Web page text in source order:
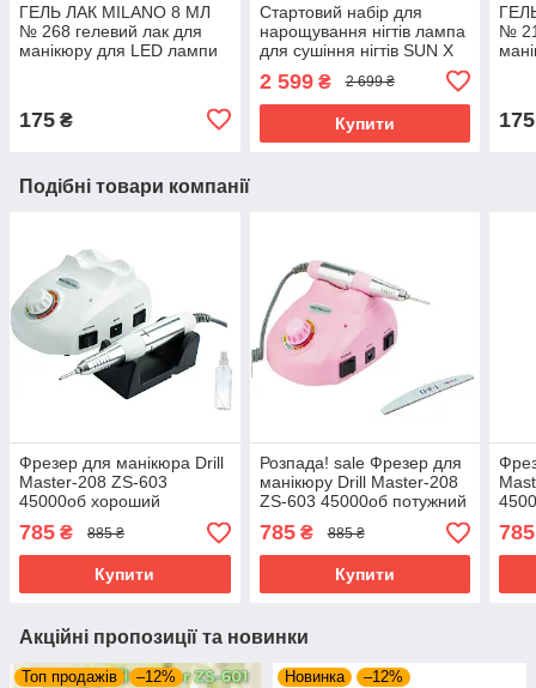
ГЕЛЬ ЛАК MILANO 8 МЛ
№ 268 гелевий лак для
манікюру для LED лампи
175 ₴
Стартовий набір для
нарощування нігтів лампа
для сушіння нігтів SUN X
54W фрезер Drill Master
ZS 601 65 W 45000
2 599₴ 2 699 ₴
Купити
№
175
Подібні товари компанії
Фрезер для манікюра Drill
Master-208 ZS-603
45000об хороший
потужний професійний
манікюрний фрейзер DM
208
785 ₴ 885 ₴
Купити
Розпада! sale Фрезер для
манікюру Drill Master-208
ZS-603 45000об потужний
професійний манікюрний
DM 208
785₴ 885 ₴
Купити
785
Акційні пропозиції та новинки
Топ продажів –12% Новинка –12%